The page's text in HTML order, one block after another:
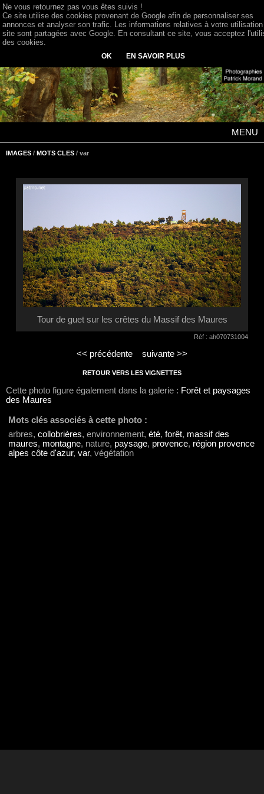
MENU
IMAGES / MOTS CLES / var
Tour de guet sur les crêtes du Massif des Maures
Réf : ah070731004
<< précédente suivante >>
RETOUR VERS LES VIGNETTES
Cette photo figure également dans la galerie : Forêt et paysages
des Maures
Mots clés associés à cette photo :
arbres, collobrières, environnement, été, forêt, massif des
maures, montagne, nature, paysage, provence, région provence
alpes côte d'azur, var, végétation
Ne vous retournez pas vous êtes suivis !
Ce site utilise des cookies provenant de Google afin de personnaliser ses
annonces et analyser son trafic. Les informations relatives à votre
site sont partagées avec Google. En consultant ce site, vous acceptez
des cookies.
OK EN SAVOIR PLUS